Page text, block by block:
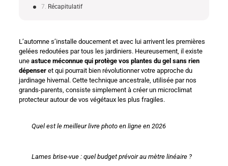
Récapitulatif
L’automne s’installe doucement et avec lui arrivent les premières
gelées redoutées par tous les jardiniers. Heureusement, il existe
une astuce méconnue qui protège vos plantes du gel sans rien
dépenseret qui pourrait bien révolutionner votre approche du
jardinage hivernal. Cette technique ancestrale, utilisée par nos
grands-parents, consiste simplement à créer un microclimat
protecteur autour de vos végétaux les plus fragiles.
Quel est le meilleur livre photo en ligne en 2026
Lames brise-vue : quel budget prévoir au mètre linéaire ?